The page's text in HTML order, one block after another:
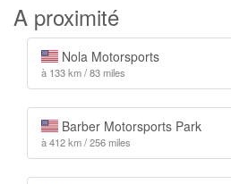
A proximité
Nola Motorsports
à 133 km / 83 miles
Barber Motorsports Park
à 412 km / 256 miles